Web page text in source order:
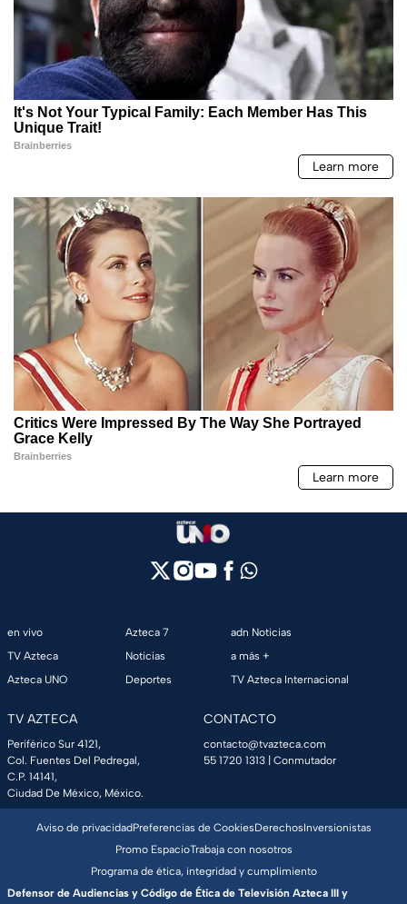
en vivo
TV Azteca
Azteca UNO
Azteca 7
Noticias
Deportes
adn Noticias
a más +
TV Azteca Internacional
TV AZTECA
Periférico Sur 4121,
Col. Fuentes Del Pedregal,
C.P. 14141,
Ciudad De México, México.
CONTACTO
contacto@tvazteca.com
55 1720 1313 | Conmutador
Aviso de privacidadPreferencias de CookiesDerechosInversionistas
Promo EspacioTrabaja con nosotros
Programa de ética, integridad y cumplimiento
Defensor de Audiencias y Código de Ética de Televisión Azteca III y